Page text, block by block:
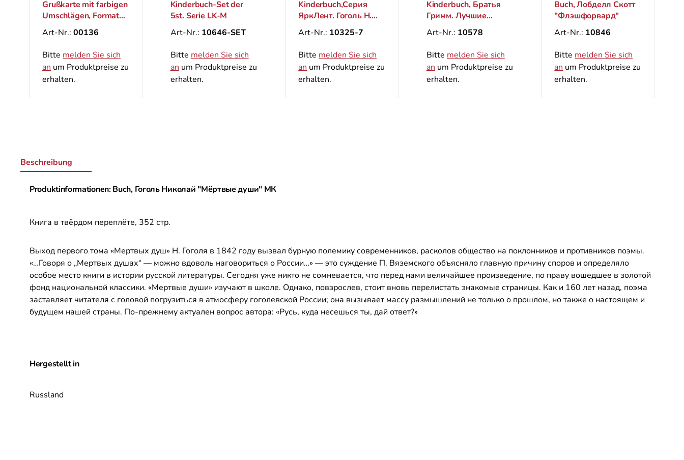
Grußkarte mit farbigen
Umschlägen, Format
B6
Art-Nr.: 00136
Bitte melden Sie sich
an um Produktpreise zu
erhalten.
Kinderbuch-Set der
5st. Serie LK-M
Art-Nr.: 10646-SET
Bitte melden Sie sich
an um Produktpreise zu
erhalten.
Kinderbuch,Серия
ЯркЛент. Гоголь Н.
"Вечера на хуторе
близ Диканьки"
Art-Nr.: 10325-7
Bitte melden Sie sich
an um Produktpreise zu
erhalten.
Kinderbuch, Братья
Гримм. Лучшие
сказки (Великие
сказочники мира)
Art-Nr.: 10578
Bitte melden Sie sich
an um Produktpreise zu
erhalten.
Buch, Лобделл Скотт
"Флэшфорвард"
Art-Nr.: 10846
Bitte melden Sie sich
an um Produktpreise zu
erhalten.
Beschreibung
Produktinformationen: Buch, Гоголь Николай "Мёртвые души" МК
Книга в твёрдом переплёте, 352 стр.
Выход первого тома «Мертвых душ» Н. Гоголя в 1842 году вызвал бурную полемику современников, расколов общество на поклонников и противников поэмы.
«…Говоря о „Мертвых душах“ — можно вдоволь наговориться о России…» — это суждение П. Вяземского объясняло главную причину споров и определяло
особое место книги в истории русской литературы. Сегодня уже никто не сомневается, что перед нами величайшее произведение, по праву вошедшее в золотой
фонд национальной классики. «Мертвые души» изучают в школе. Однако, повзрослев, стоит вновь перелистать знакомые страницы. Как и 160 лет назад, поэма
заставляет читателя с головой погрузиться в атмосферу гоголевской России; она вызывает массу размышлений не только о прошлом, но также о настоящем и
будущем нашей страны. По-прежнему актуален вопрос автора: «Русь, куда несешься ты, дай ответ?»
Hergestellt in
Russland